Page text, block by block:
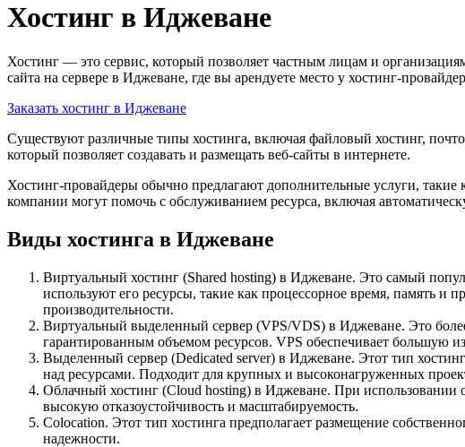
Хостинг в Иджеване
Хостинг — это сервис, который позволяет частным лицам и
сайта на сервере в Иджеване, где вы арендуете место у хостинг-
Заказать хостинг в Иджеване
Существуют различные типы хостинга, включая файловый хостинг,
который позволяет создавать и размещать веб-сайты в интернете.
Хостинг-провайдеры обычно предлагают дополнительные услуги,
компании могут помочь с обслуживанием ресурса, включая
Виды хостинга в Иджеване
Виртуальный хостинг (Shared hosting) в Иджеване. Это самый
используют его ресурсы, такие как процессорное время, память
производительности.
Виртуальный выделенный сервер (VPS/VDS) в Иджеване. Это
гарантированным объемом ресурсов. VPS обеспечивает большую
Выделенный сервер (Dedicated server) в Иджеване. Этот тип
над ресурсами. Подходит для крупных и высоконагруженных
Облачный хостинг (Cloud hosting) в Иджеване. При использовании
высокую отказоустойчивость и масштабируемость.
Colocation. Этот тип хостинга предполагает размещение
надежности.